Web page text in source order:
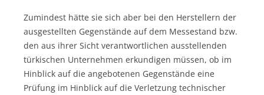
Zumindest hätte sie sich aber bei den Herstellern der
ausgestellten Gegenstände auf dem Messestand bzw.
den aus ihrer Sicht verantwortlichen ausstellenden
türkischen Unternehmen erkundigen müssen, ob im
Hinblick auf die angebotenen Gegenstände eine
Prüfung im Hinblick auf die Verletzung technischer